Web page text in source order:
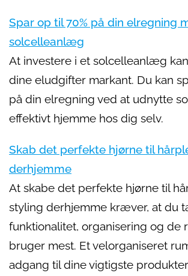
Spar op til 70% på din elregning
solcelleanlæg
At investere i et solcelleanlæg
dine eludgifter markant. Du kan
på din elregning ved at udnytte
effektivt hjemme hos dig selv.
Skab det perfekte hjørne til
derhjemme
At skabe det perfekte hjørne til
styling derhjemme kræver, at du
funktionalitet, organisering og de
bruger mest. Et velorganiseret
adgang til dine vigtigste